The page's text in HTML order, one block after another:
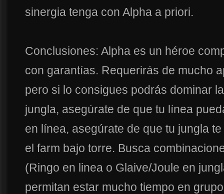
sinergia tenga con Alpha a priori.
Conclusiones: Alpha es un héroe
con garantías. Requerirás de mucho
pero si lo consigues podrás dominar
jungla, asegúrate de que tu línea
en línea, asegúrate de que tu jungla
el farm bajo torre. Busca
(Ringo en linea o Glaive/Joule en
permitan estar mucho tiempo en